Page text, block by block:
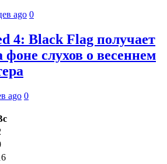
ago 0
4: Black Flag получает
фоне слухов о весеннем
ago 0